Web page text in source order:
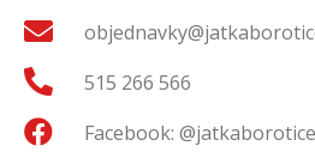
515 266 566
Facebook: @jatkaborotice